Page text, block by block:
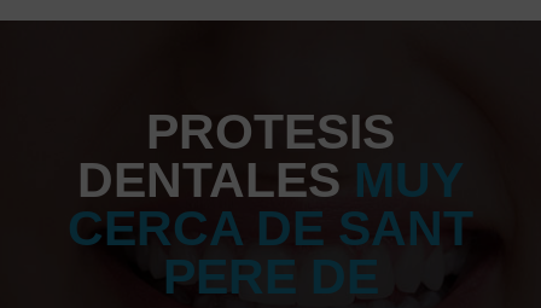
PROTESIS
DENTALES MUY
CERCA DE SANT
PERE DE